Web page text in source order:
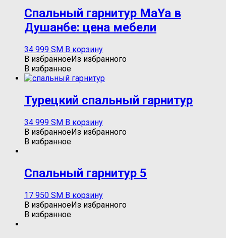
Спальный гарнитур MaYa в
Душанбе: цена мебели
34 999 ЅМ В корзину
В избранноеИз избранного
В избранное
Турецкий спальный гарнитур
34 999 ЅМ В корзину
В избранноеИз избранного
В избранное
Спальный гарнитур 5
17 950 ЅМ В корзину
В избранноеИз избранного
В избранное